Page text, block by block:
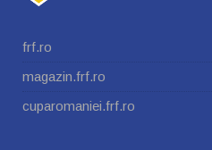
frf.ro
magazin.frf.ro
cuparomaniei.frf.ro